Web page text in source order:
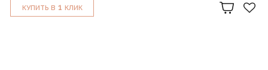
КУПИТЬ В 1 КЛИК